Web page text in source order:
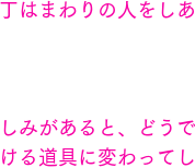
はまわりの人をし
みがあると、どう
る道具に変わって